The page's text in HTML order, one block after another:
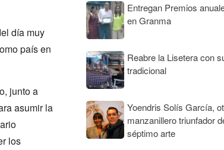
día muy
país en
junto a
asumir la
los
Entregan Premios
en Granma
Reabre la Lisetera con
tradicional
Yoendris Solís García,
manzanillero triunfador
séptimo arte